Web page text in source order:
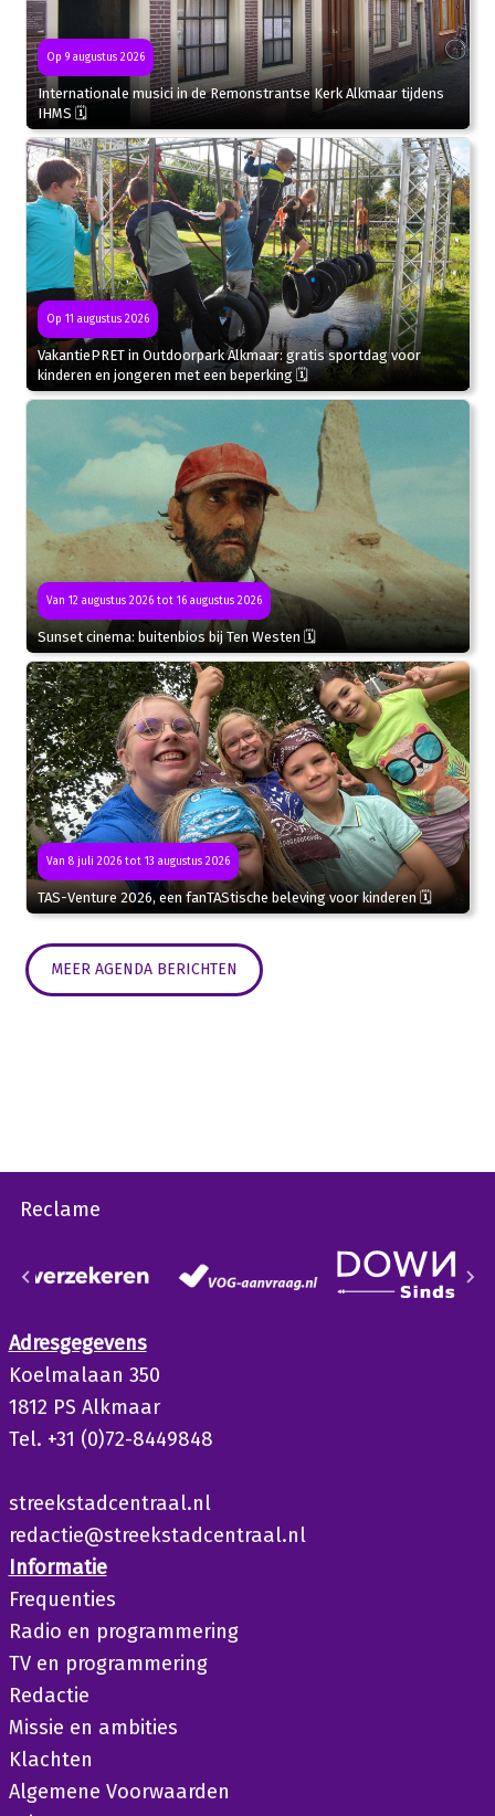
Op 9 augustus 2026
Internationale musici in de Remonstrantse Kerk Alkmaar tijdens
IHMS 🗓
Op 11 augustus 2026
VakantiePRET in Outdoorpark Alkmaar: gratis sportdag voor
kinderen en jongeren met een beperking 🗓
Van 12 augustus 2026 tot 16 augustus 2026
Sunset cinema: buitenbios bij Ten Westen 🗓
Van 8 juli 2026 tot 13 augustus 2026
TAS-Venture 2026, een fanTAStische beleving voor kinderen 🗓
MEER AGENDA BERICHTEN
Reclame
Adresgegevens
Koelmalaan 350
1812 PS Alkmaar
Tel. +31 (0)72-8449848
streekstadcentraal.nl
redactie@streekstadcentraal.nl
Informatie
Frequenties
Radio en programmering
TV en programmering
Redactie
Missie en ambities
Klachten
Algemene Voorwaarden